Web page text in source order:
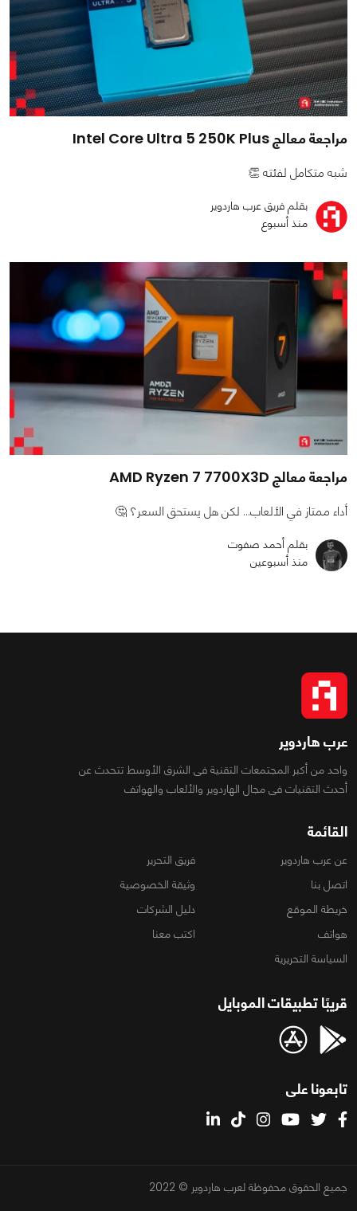
مراجعة معالج Intel Core Ultra 5 250K Plus
شبه متكامل لفئته 👏
بقلم فريق عرب هاردوير
منذ أسبوع
مراجعة معالج AMD Ryzen 7 7700X3D
أداء ممتاز في الألعاب... لكن هل يستحق السعر؟ 🤔
بقلم أحمد صفوت
منذ أسبوعين
عرب هاردوير
واحد من أكبر المجتمعات التقنية فى الشرق الأوسط تتحدث عن
أحدث التقنيات فى مجال الهاردوير والألعاب والهواتف
القائمة
عن عرب هاردوير
فريق التحرير
اتصل بنا
وثيقة الخصوصية
خريطة الموقع
دليل الشركات
هواتف
اكتب معنا
السياسة التحريرية
قريبًا تطبيقات الموبايل
تابعونا على
جميع الحقوق محفوظة لعرب هاردوير © 2022